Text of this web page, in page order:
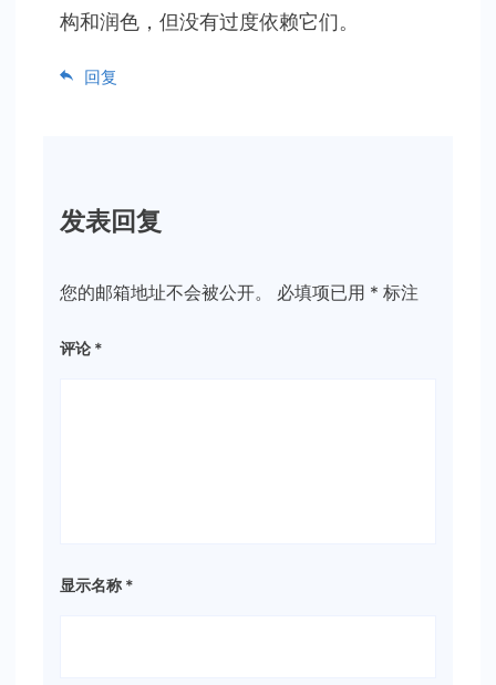
构和润色，但没有过度依赖它们。
回复
发表回复
您的邮箱地址不会被公开。 必填项已用 * 标注
评论 *
显示名称 *